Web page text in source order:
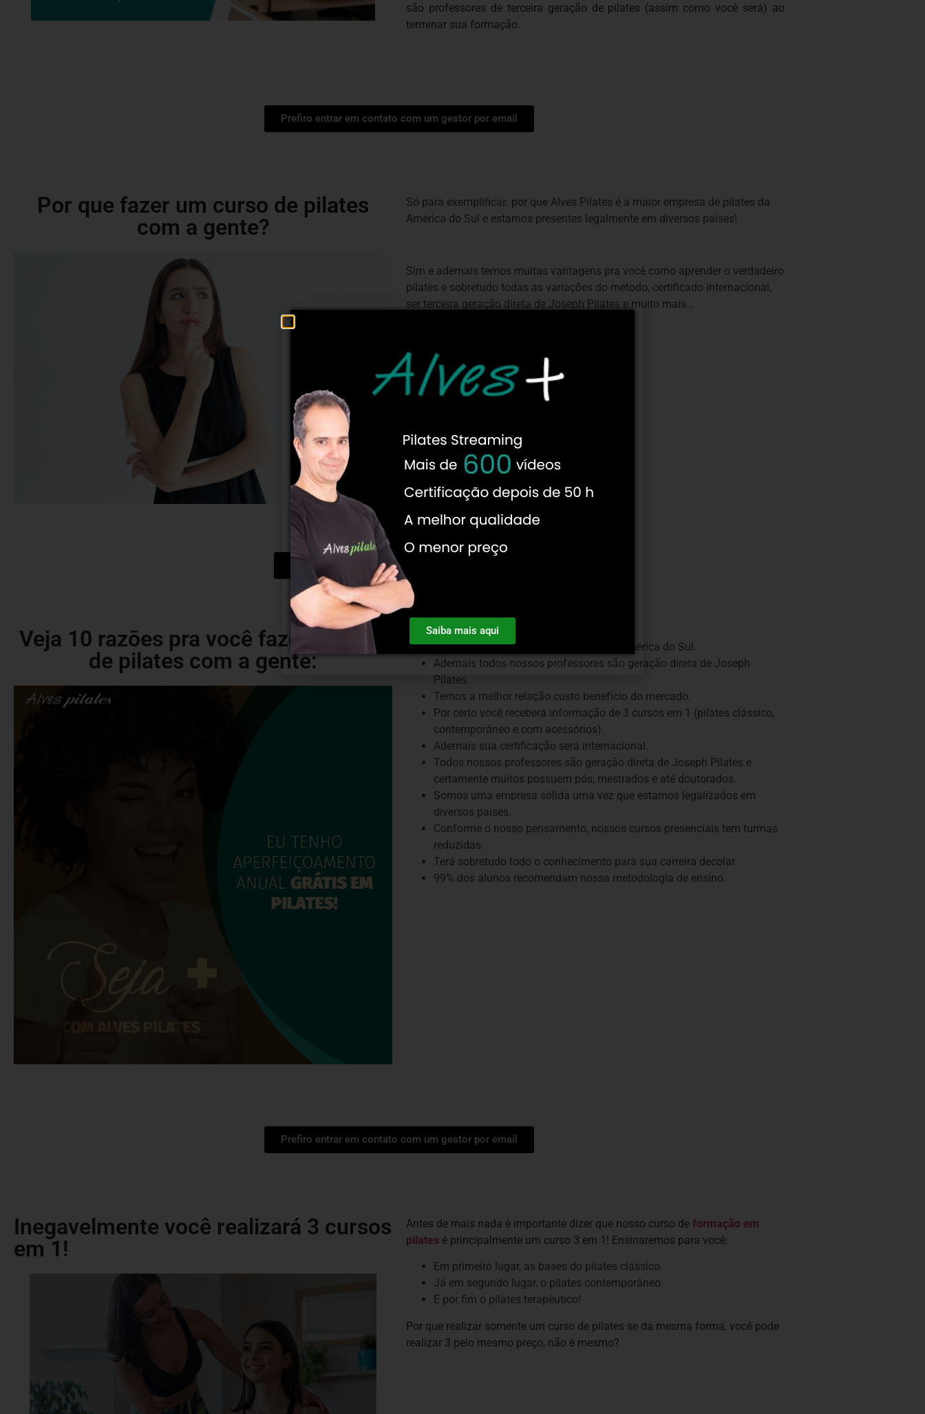
são professores de terceira geração de pilates (assim como você será) ao
terminar sua formação.
Prefiro entrar em contato com um gestor por email
Por que fazer um curso de pilates
com a gente?
Só para exemplificar: por que Alves Pilates é a maior empresa de pilates da
América do Sul e estamos presentes legalmente em diversos países!
Sim e ademais temos muitas vantagens pra você como aprender o verdadeiro
pilates e sobretudo todas as variaçōes do método, certificado internacional,
ser terceira geração direta de Joseph Pilates e muito mais…
Quero fazer o curso de formação em pilates já!
Veja 10 razōes pra você fazer o curso
de pilates com a gente:
Somos a maior empresa de pilates da América do Sul.
Ademais todos nossos professores são geração direta de Joseph
Pilates.
Temos a melhor relação custo benefício do mercado.
Por certo você receberá informação de 3 cursos em 1 (pilates clássico,
contemporâneo e com acessórios).
Ademais sua certificação será internacional.
Todos nossos professores são geração direta de Joseph Pilates e
certamente muitos possuem pós, mestrados e até doutorados.
Somos uma empresa sólida uma vez que estamos legalizados em
diversos países.
Conforme o nosso pensamento, nossos cursos presenciais tem turmas
reduzidas.
Terá sobretudo todo o conhecimento para sua carreira decolar.
99% dos alunos recomendam nossa metodologia de ensino.
Prefiro entrar em contato com um gestor por email
Inegavelmente você realizará 3 cursos
em 1!
Antes de mais nada é importante dizer que nosso curso de formação em
pilates é principalmente um curso 3 em 1! Ensinaremos para você:
Em primeiro lugar, as bases do pilates clássico.
Já em segundo lugar, o pilates contemporâneo.
E por fim o pilates terapêutico!
Por que realizar somente um curso de pilates se da mesma forma, você pode
realizar 3 pelo mesmo preço, não é mesmo?
Saiba mais aqui